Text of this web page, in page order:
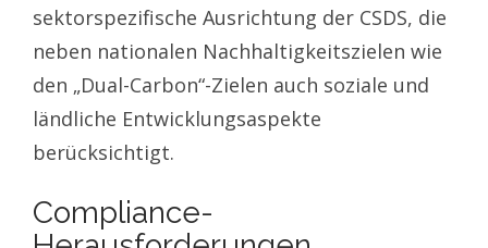
sektorspezifische Ausrichtung der CSDS, die
neben nationalen Nachhaltigkeitszielen wie
den „Dual-Carbon“-Zielen auch soziale und
ländliche Entwicklungsaspekte
berücksichtigt.
Compliance-